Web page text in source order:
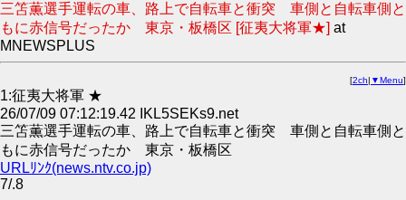
三笘薫選手運転の車、路上で自転車と衝突 車側と自転車側と
もに赤信号だったか 東京・板橋区 [征夷大将軍★] at
MNEWSPLUS
[2ch| ▼Menu]
1:征夷大将軍 ★
26/07/09 07:12:19.42 IKL5SEKs9.net
三笘薫選手運転の車、路上で自転車と衝突 車側と自転車側と
もに赤信号だったか 東京・板橋区
URLﾘﾝｸ(news.ntv.co.jp)
7/.8